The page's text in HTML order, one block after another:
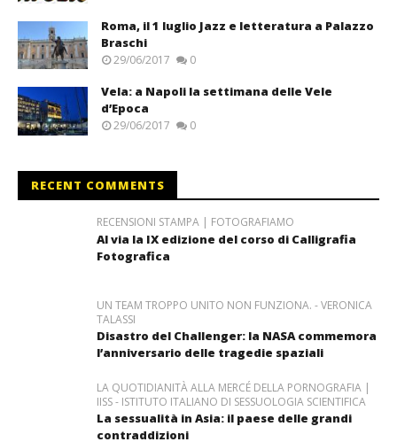
Roma, il 1 luglio Jazz e letteratura a Palazzo
Braschi
29/06/2017 0
Vela: a Napoli la settimana delle Vele
d’Epoca
29/06/2017 0
RECENT COMMENTS
RECENSIONI STAMPA | FOTOGRAFIAMO
Al via la IX edizione del corso di Calligrafia
Fotografica
UN TEAM TROPPO UNITO NON FUNZIONA. - VERONICA
TALASSI
Disastro del Challenger: la NASA commemora
l’anniversario delle tragedie spaziali
LA QUOTIDIANITÀ ALLA MERCÉ DELLA PORNOGRAFIA |
IISS - ISTITUTO ITALIANO DI SESSUOLOGIA SCIENTIFICA
La sessualità in Asia: il paese delle grandi
contraddizioni